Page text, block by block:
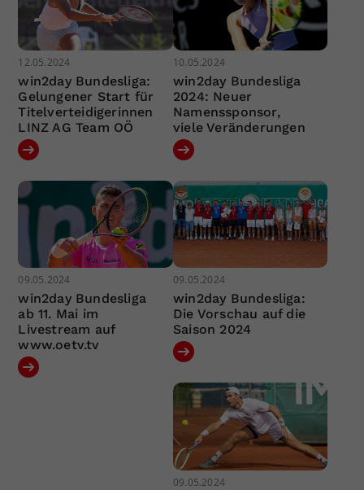
12.05.2024
win2day Bundesliga:
Gelungener Start für
Titelverteidigerinnen
LINZ AG Team OÖ
10.05.2024
win2day Bundesliga
2024: Neuer
Namenssponsor,
viele Veränderungen
09.05.2024
win2day Bundesliga
ab 11. Mai im
Livestream auf
www.oetv.tv
09.05.2024
win2day Bundesliga:
Die Vorschau auf die
Saison 2024
09.05.2024